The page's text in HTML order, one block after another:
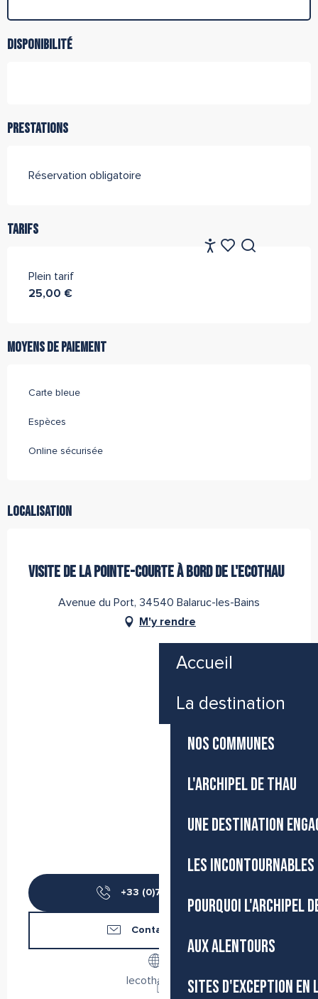
Accueil
La destination
NOS COMMUNES
L'ARCHIPEL DE THAU
UNE DESTINATION
LES
POURQUOI L'ARCHIPEL
AUX ALENTOURS
SITES D'EXCEPTION EN
Disponibilité
Prestations
Réservation obligatoire
Tarifs
Plein tarif
25,00 €
Moyens de paiement
Carte bleue
Espèces
Online sécurisée
Localisation
VISITE DE LA POINTE-COURTE À BORD DE L'ECOTHAU
Avenue du Port, 34540 Balaruc-les-Bains
M'y rendre
+33 (0)7 71 71 03
Contactez-nous
lecothau.com